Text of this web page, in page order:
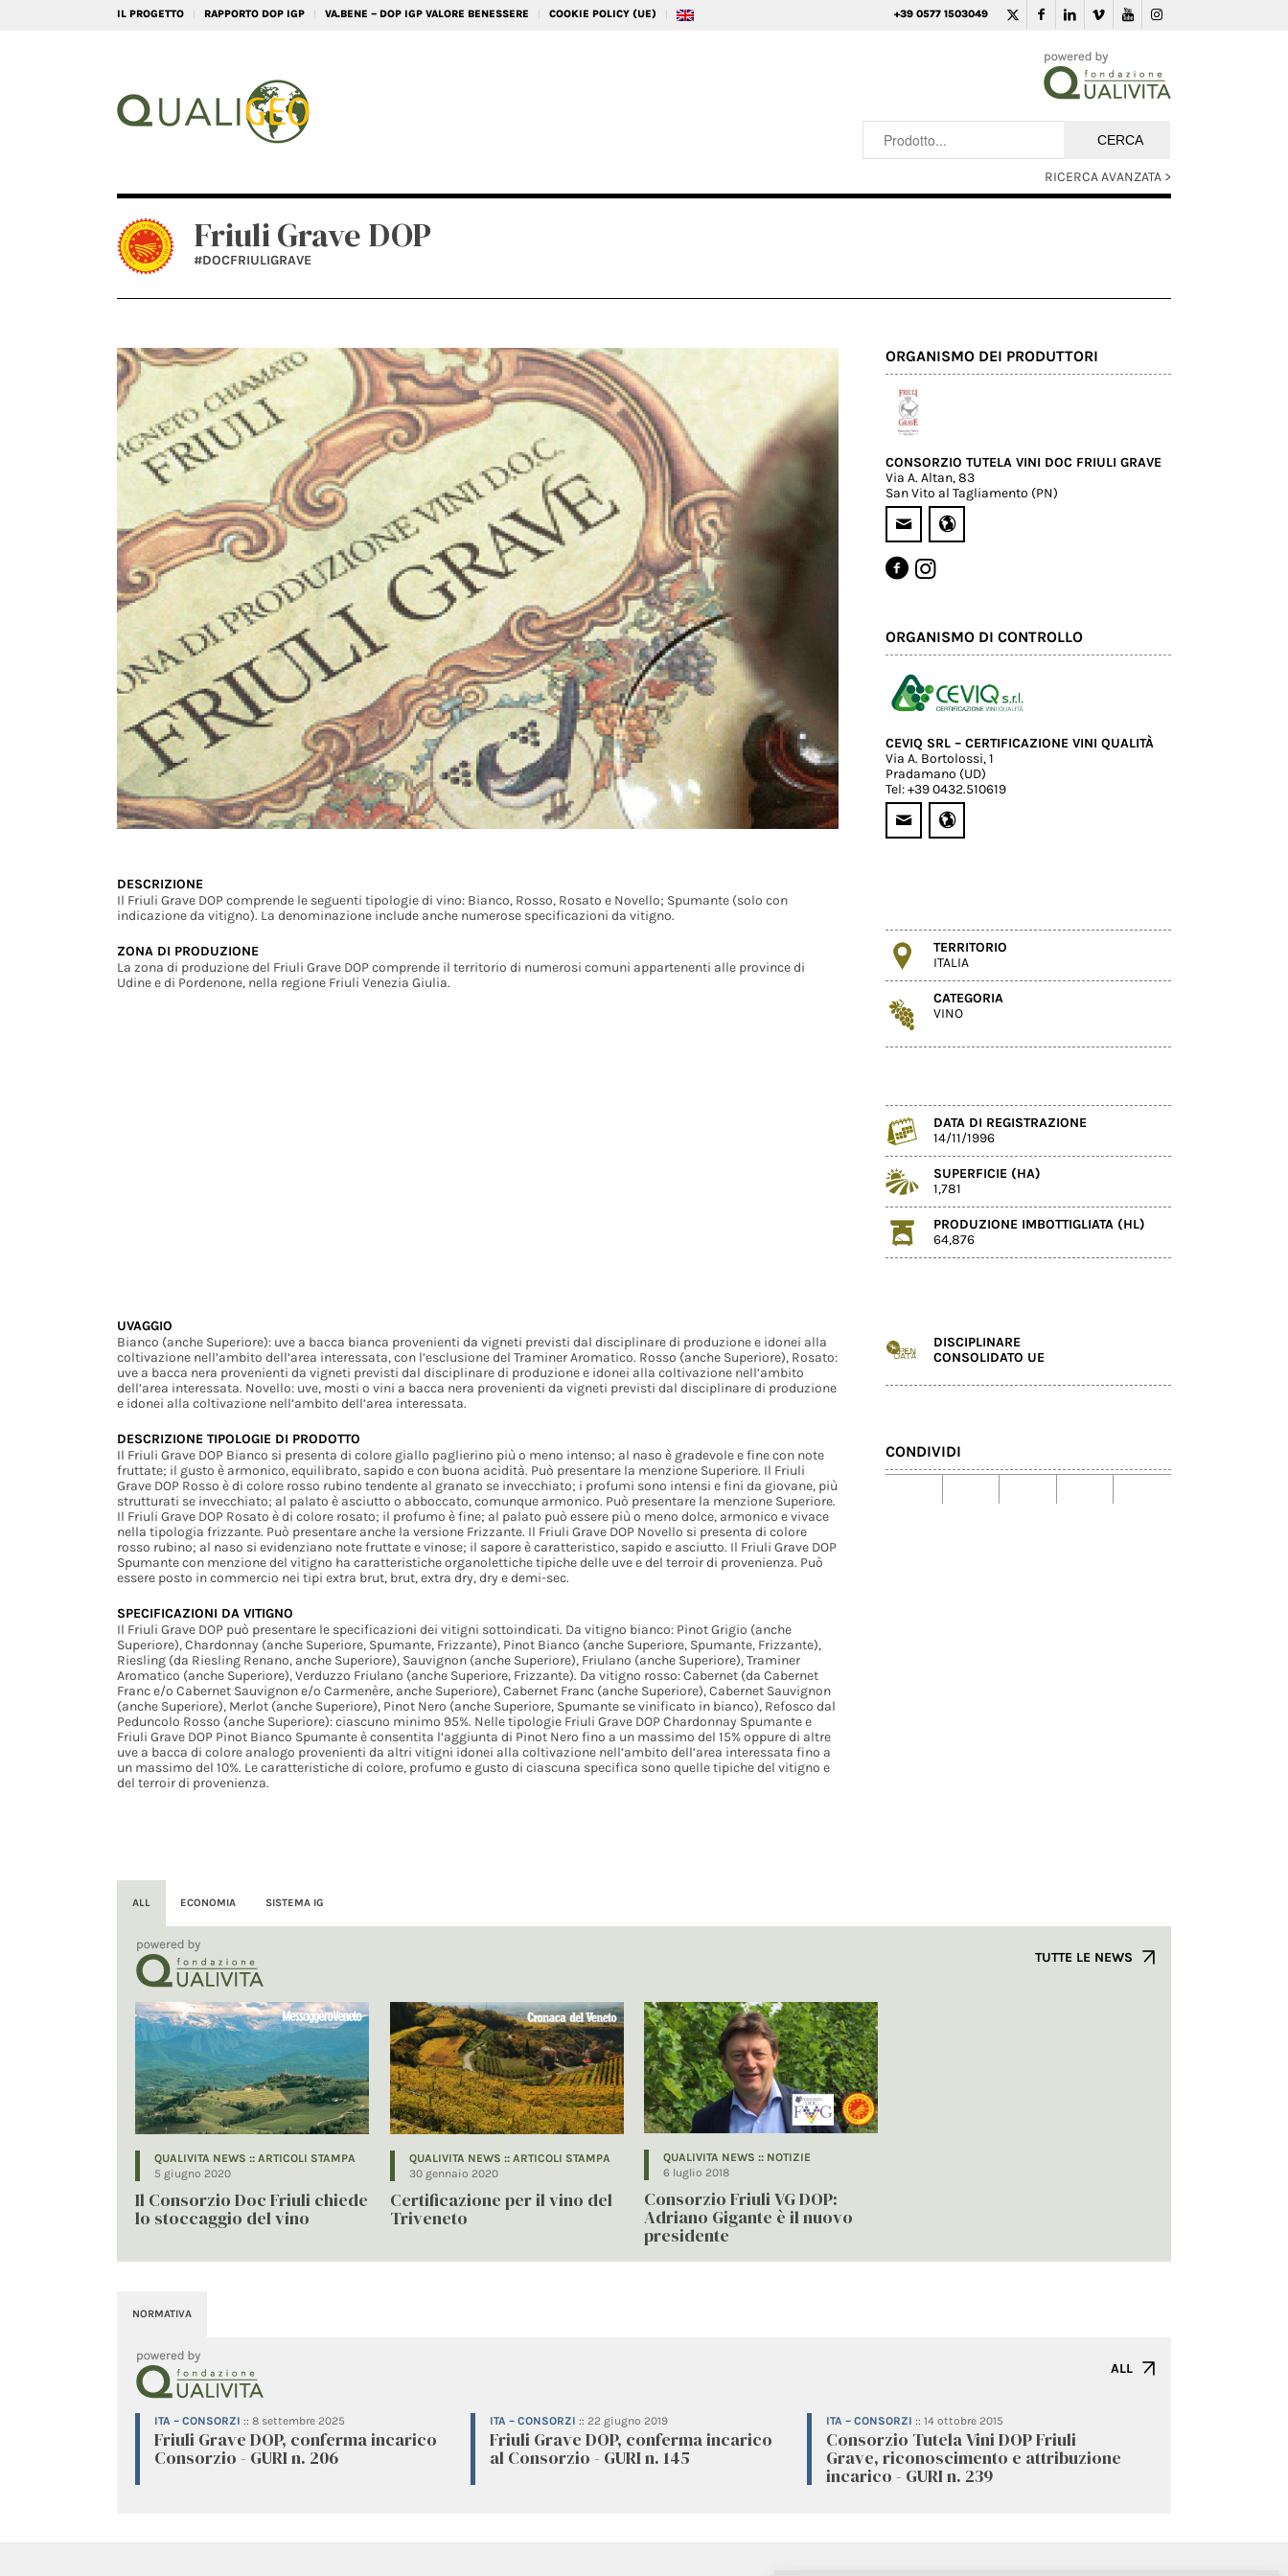
IL PROGETTO RAPPORTO DOP IGP VA.BENE – DOP IGP VALORE BENESSERE COOKIE POLICY (UE) +39 0577 1503049
RICERCA AVANZATA >
Friuli Grave DOP
#DOCFRIULIGRAVE
DESCRIZIONE
Il Friuli Grave DOP comprende le seguenti tipologie di vino: Bianco, Rosso, Rosato e Novello; Spumante (solo con
indicazione da vitigno). La denominazione include anche numerose specificazioni da vitigno.
ZONA DI PRODUZIONE
La zona di produzione del Friuli Grave DOP comprende il territorio di numerosi comuni appartenenti alle province di
Udine e di Pordenone, nella regione Friuli Venezia Giulia.
UVAGGIO
Bianco (anche Superiore): uve a bacca bianca provenienti da vigneti previsti dal disciplinare di produzione e idonei alla
coltivazione nell’ambito dell’area interessata, con l’esclusione del Traminer Aromatico. Rosso (anche Superiore), Rosato:
uve a bacca nera provenienti da vigneti previsti dal disciplinare di produzione e idonei alla coltivazione nell’ambito
dell’area interessata. Novello: uve, mosti o vini a bacca nera provenienti da vigneti previsti dal disciplinare di produzione
e idonei alla coltivazione nell’ambito dell’area interessata.
DESCRIZIONE TIPOLOGIE DI PRODOTTO
Il Friuli Grave DOP Bianco si presenta di colore giallo paglierino più o meno intenso; al naso è gradevole e fine con note
fruttate; il gusto è armonico, equilibrato, sapido e con buona acidità. Può presentare la menzione Superiore. Il Friuli
Grave DOP Rosso è di colore rosso rubino tendente al granato se invecchiato; i profumi sono intensi e fini da giovane, più
strutturati se invecchiato; al palato è asciutto o abboccato, comunque armonico. Può presentare la menzione Superiore.
Il Friuli Grave DOP Rosato è di colore rosato; il profumo è fine; al palato può essere più o meno dolce, armonico e vivace
nella tipologia frizzante. Può presentare anche la versione Frizzante. Il Friuli Grave DOP Novello si presenta di colore
rosso rubino; al naso si evidenziano note fruttate e vinose; il sapore è caratteristico, sapido e asciutto. Il Friuli Grave DOP
Spumante con menzione del vitigno ha caratteristiche organolettiche tipiche delle uve e del terroir di provenienza. Può
essere posto in commercio nei tipi extra brut, brut, extra dry, dry e demi-sec.
SPECIFICAZIONI DA VITIGNO
Il Friuli Grave DOP può presentare le specificazioni dei vitigni sottoindicati. Da vitigno bianco: Pinot Grigio (anche
Superiore), Chardonnay (anche Superiore, Spumante, Frizzante), Pinot Bianco (anche Superiore, Spumante, Frizzante),
Riesling (da Riesling Renano, anche Superiore), Sauvignon (anche Superiore), Friulano (anche Superiore), Traminer
Aromatico (anche Superiore), Verduzzo Friulano (anche Superiore, Frizzante). Da vitigno rosso: Cabernet (da Cabernet
Franc e/o Cabernet Sauvignon e/o Carmenère, anche Superiore), Cabernet Franc (anche Superiore), Cabernet Sauvignon
(anche Superiore), Merlot (anche Superiore), Pinot Nero (anche Superiore, Spumante se vinificato in bianco), Refosco dal
Peduncolo Rosso (anche Superiore): ciascuno minimo 95%. Nelle tipologie Friuli Grave DOP Chardonnay Spumante e
Friuli Grave DOP Pinot Bianco Spumante è consentita l’aggiunta di Pinot Nero fino a un massimo del 15% oppure di altre
uve a bacca di colore analogo provenienti da altri vitigni idonei alla coltivazione nell’ambito dell’area interessata fino a
un massimo del 10%. Le caratteristiche di colore, profumo e gusto di ciascuna specifica sono quelle tipiche del vitigno e
del terroir di provenienza.
ORGANISMO DEI PRODUTTORI
CONSORZIO TUTELA VINI DOC FRIULI GRAVE
Via A. Altan, 83
San Vito al Tagliamento (PN)
ORGANISMO DI CONTROLLO
CEVIQ SRL – CERTIFICAZIONE VINI QUALITÀ
Via A. Bortolossi, 1
Pradamano (UD)
Tel: +39 0432.510619
TERRITORIO
ITALIA
CATEGORIA
VINO
DATA DI REGISTRAZIONE
14/11/1996
SUPERFICIE (HA)
1,781
PRODUZIONE IMBOTTIGLIATA (HL)
64,876
DISCIPLINARE
CONSOLIDATO UE
CONDIVIDI
ALL ECONOMIA SISTEMA IG
TUTTE LE NEWS
QUALIVITA NEWS :: ARTICOLI STAMPA
5 giugno 2020
Il Consorzio Doc Friuli chiede
lo stoccaggio del vino
QUALIVITA NEWS :: ARTICOLI STAMPA
30 gennaio 2020
Certificazione per il vino del
Triveneto
QUALIVITA NEWS :: NOTIZIE
6 luglio 2018
Consorzio Friuli VG DOP:
Adriano Gigante è il nuovo
presidente
NORMATIVA
ALL
ITA – CONSORZI :: 8 settembre 2025
Friuli Grave DOP, conferma incarico
Consorzio - GURI n. 206
ITA – CONSORZI ::22 giugno 2019
Friuli Grave DOP, conferma incarico
al Consorzio - GURI n. 145
ITA – CONSORZI :: 14 ottobre 2015
Consorzio Tutela Vini DOP Friuli
Grave, riconoscimento e attribuzione
incarico - GURI n. 239